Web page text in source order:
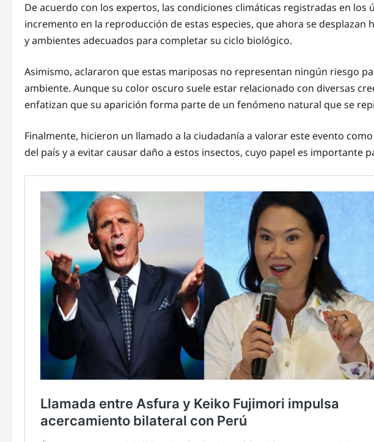
De acuerdo con los expertos, las condiciones climáticas registradas en
incremento en la reproducción de estas especies, que ahora se desplazan
y ambientes adecuados para completar su ciclo biológico.
Asimismo, aclararon que estas mariposas no representan ningún riesgo
ambiente. Aunque su color oscuro suele estar relacionado con diversas
enfatizan que su aparición forma parte de un fenómeno natural que se
Finalmente, hicieron un llamado a la ciudadanía a valorar este evento
del país y a evitar causar daño a estos insectos, cuyo papel es importante